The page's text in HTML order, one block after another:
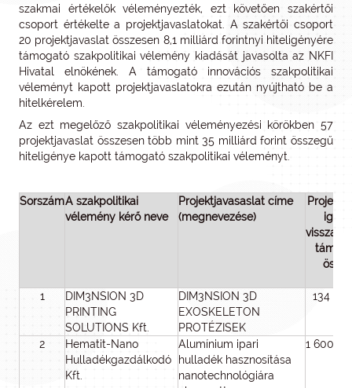
szakmai értékelők véleményezték, ezt követően szakértői
csoport értékelte a projektjavaslatokat. A szakértői csoport
20 projektjavaslat összesen 8,1 milliárd forintnyi hiteligényére
támogató szakpolitikai vélemény kiadását javasolta az NKFI
Hivatal elnökének. A támogató innovációs szakpolitikai
véleményt kapott projektjavaslatokra ezután nyújtható be a
hitelkérelem.
Az ezt megelőző szakpolitikai véleményezési körökben 57
projektjavaslat összesen több mint 35 milliárd forint összegű
hiteligénye kapott támogató szakpolitikai véleményt.
SorszámA szakpolitikai
vélemény kérő neve
Projektjavasaslat címe
(megnevezése)
1
DIM3NSION 3D
PRINTING
SOLUTIONS Kft.
DIM3NSION 3D
EXOSKELETON
PROTÉZISEK
134
2
Hematit-Nano
Hulladékgazdálkodó
Kft.
Alumínium ipari
hulladék hasznosítása
nanotechnológiára
1 600